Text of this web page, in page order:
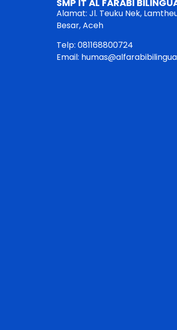
SMP IT AL FARABI
Alamat: Jl. Teuku Nek,
Besar, Aceh
Telp: 081168800724
Email: